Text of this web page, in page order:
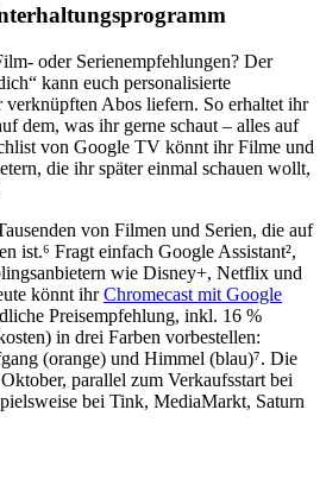
oder Serienempfehlungen? Der
kann euch personalisierte
verknüpften Abos liefern. So erhaltet ihr
dem, was ihr gerne schaut – alles auf
von Google TV könnt ihr Filme und
die ihr später einmal schauen wollt,
von Filmen und Serien, die auf
ist.⁶ Fragt einfach Google Assistant²,
wie Disney+, Netflix und
könnt ihrChromecast mit Google
Preisempfehlung, inkl. 16 %
in drei Farben vorbestellen:
(orange) und Himmel (blau)⁷. Die
parallel zum Verkaufsstart bei
bei Tink, MediaMarkt, Saturn